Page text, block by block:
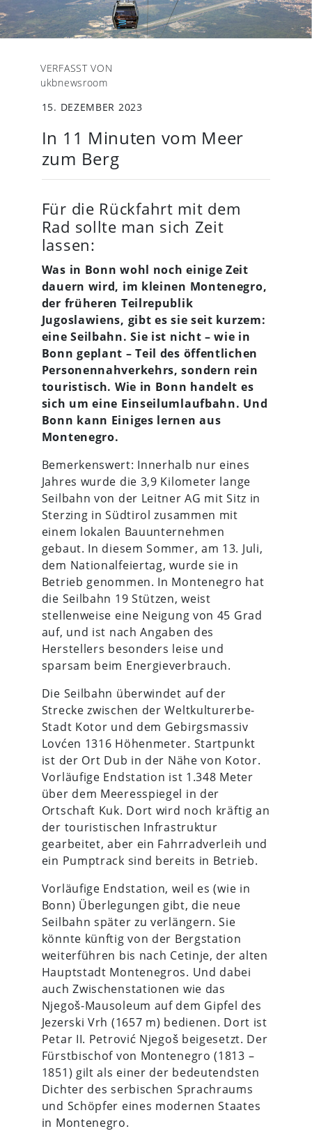
VERFASST VON
ukbnewsroom
15. DEZEMBER 2023
In 11 Minuten vom Meer
zum Berg
Für die Rückfahrt mit dem
Rad sollte man sich Zeit
lassen:
Was in Bonn wohl noch einige Zeit
dauern wird, im kleinen Montenegro,
der früheren Teilrepublik
Jugoslawiens, gibt es sie seit kurzem:
eine Seilbahn. Sie ist nicht – wie in
Bonn geplant – Teil des öffentlichen
Personennahverkehrs, sondern rein
touristisch. Wie in Bonn handelt es
sich um eine Einseilumlaufbahn. Und
Bonn kann Einiges lernen aus
Montenegro.
Bemerkenswert: Innerhalb nur eines
Jahres wurde die 3,9 Kilometer lange
Seilbahn von der Leitner AG mit Sitz in
Sterzing in Südtirol zusammen mit
einem lokalen Bauunternehmen
gebaut. In diesem Sommer, am 13. Juli,
dem Nationalfeiertag, wurde sie in
Betrieb genommen. In Montenegro hat
die Seilbahn 19 Stützen, weist
stellenweise eine Neigung von 45 Grad
auf, und ist nach Angaben des
Herstellers besonders leise und
sparsam beim Energieverbrauch.
Die Seilbahn überwindet auf der
Strecke zwischen der Weltkulturerbe-
Stadt Kotor und dem Gebirgsmassiv
Lovćen 1316 Höhenmeter. Startpunkt
ist der Ort Dub in der Nähe von Kotor.
Vorläufige Endstation ist 1.348 Meter
über dem Meeresspiegel in der
Ortschaft Kuk. Dort wird noch kräftig an
der touristischen Infrastruktur
gearbeitet, aber ein Fahrradverleih und
ein Pumptrack sind bereits in Betrieb.
Vorläufige Endstation, weil es (wie in
Bonn) Überlegungen gibt, die neue
Seilbahn später zu verlängern. Sie
könnte künftig von der Bergstation
weiterführen bis nach Cetinje, der alten
Hauptstadt Montenegros. Und dabei
auch Zwischenstationen wie das
Njegoš-Mausoleum auf dem Gipfel des
Jezerski Vrh (1657 m) bedienen. Dort ist
Petar II. Petrović Njegoš beigesetzt. Der
Fürstbischof von Montenegro (1813 –
1851) gilt als einer der bedeutendsten
Dichter des serbischen Sprachraums
und Schöpfer eines modernen Staates
in Montenegro.